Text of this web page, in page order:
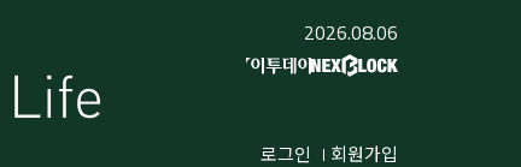
2026.08.06
로그인 회원가입